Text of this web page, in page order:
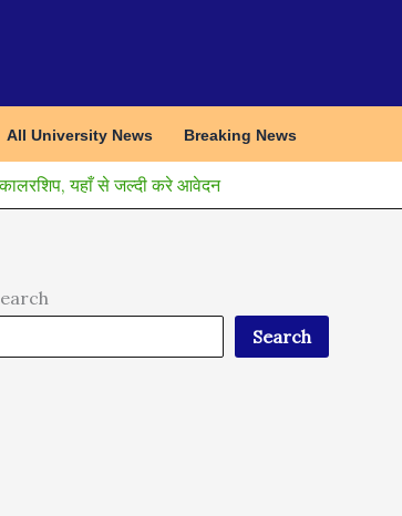
All University News Breaking News
यहाँ से जल्दी करे आवेदन
Search